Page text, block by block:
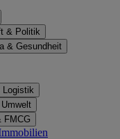
& Politik
& Gesundheit
Logistik
FMCG